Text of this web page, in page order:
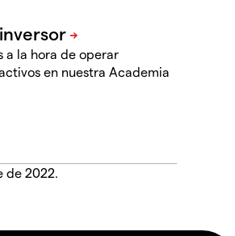
a la hora de operar
en nuestra Academia
de 2022.